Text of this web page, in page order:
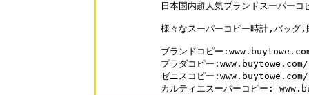
日本国内超人気ブランドスーパーコ
様々なスーパーコピー時計,バッグ,
ブランドコピー
プラダコピー
ゼニスコピー
カルティエスーパーコピー: